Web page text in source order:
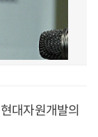
대자원개발의